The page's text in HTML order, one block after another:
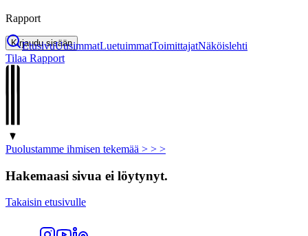
Rapport
Kirjaudu sisään
EtusivuUusimmatLuetuimmatToimittajatNäköislehti
Tilaa Rapport
Puolustamme ihmisen tekemää > > >
Hakemaasi sivua ei löytynyt.
Takaisin etusivulle